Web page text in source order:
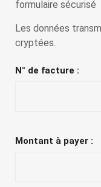
formulaire sécurisé
Les données
cryptées.
N° de facture :
Montant à payer :